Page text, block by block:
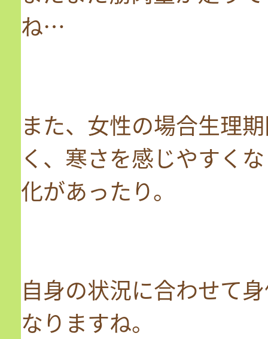
ね…
また、女性の場合生理
く、寒さを感じやすく
化があったり。
自身の状況に合わせて
なりますね。